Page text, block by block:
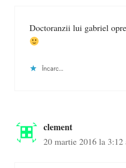
Doctoranzii lui gabriel
Încarc...
clement
20 martie 2016 la 3:12